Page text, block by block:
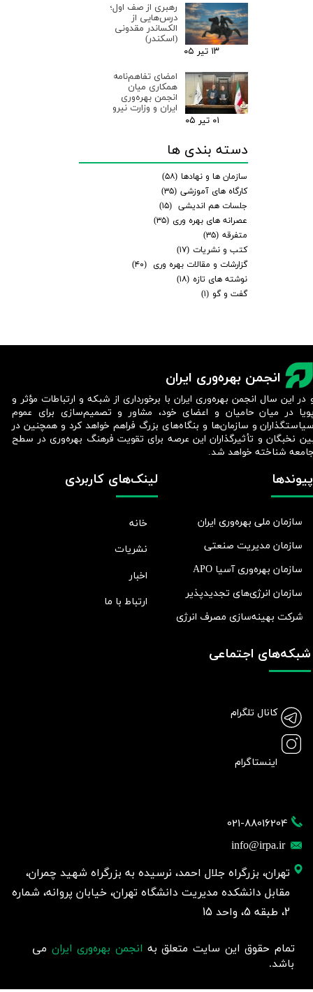
رهبری از صف اول؛
درس‌هایی از
الکساندر مقدونی
(اسکندر)
۱۳ تیر ۰۵
امضای تفاهم‌نامه
همکاری میان
انجمن بهره‌وری
ایران و وزارت نیرو
۰۱ تیر ۰۵
دسته بندی ها
سازمان ها و نهادها (۵۸)
کارگاه های آموزشی (۳۵)
جلسات هم اندیشی (۱۵)
عصرانه های بهره وری (۳۵)
متفرقه (۳۵)
کتب و نشریات (۱۷)
گزارشات و مقالات بهره وری
(۴۰)
نوشته های تازه (۱۸)
گفت و گو (۱)
انجمن بهره‌وری ایران
021-88016204
info@irpa.ir
تهران، بزرگراه جلال احمد، نرسیده به بزرگراه شهید چمران،
مقابل دانشکده مدیریت دانشگاه تهران، خیابان پروانه، شماره
2، طبقه 5، واحد 15
لینک‌های کاربردی
خانه
نشریات
اخبار
ارتباط با ما
پیوندها
سازمان ملی بهره‌وری ایران
سازمان مدیریت صنعتی
سازمان بهره‌وری آسیا APO
سازمان انرژی‌های تجدیدپذیر
شرکت بهينه‌سازی مصرف انرژی
شبکه‌های اجتماعی
کانال تلگرام
اینستاگرام
تمام حقوق این سایت متعلق به انجمن بهره‌وری ایران می
باشد.
در این سال انجمن بهره‌وری ایران با برخورداری از شبکه و ارتباطات مؤثر و
در میان حامیان و اعضای خود، مشاور و تصمیم‌سازی برای عموم
و سازمان‌ها و بنگاه‌های بزرگ فراهم خواهد کرد و همچنین در
نخبگان و تأثیرگذاران این عرصه برای تقویت فرهنگ بهره‌وری در سطح
شناخته خواهد شد.​​​​​​​